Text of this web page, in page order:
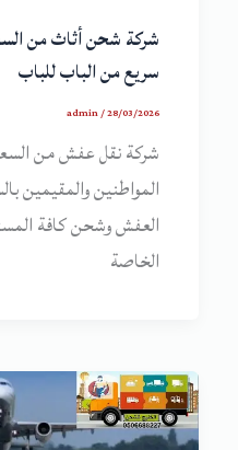
شركة شحن أثاث من
سريع من الباب للباب
admin/28/03/2026
شركة نقل عفش من
المواطنين والمقيمين
العفش وشحن كافة
الخاصة